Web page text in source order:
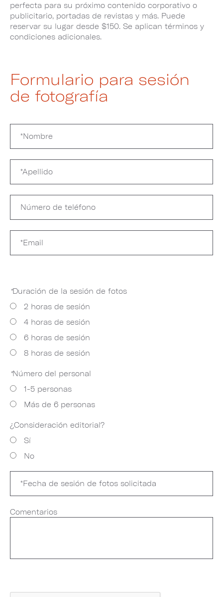
perfecta para su próximo contenido corporativo o
publicitario, portadas de revistas y más. Puede
reservar su lugar desde $150. Se aplican términos y
condiciones adicionales.
Formulario para sesión
de fotografía
*Duración de la sesión de fotos
2 horas de sesión
4 horas de sesión
6 horas de sesión
8 horas de sesión
*Número del personal
1-5 personas
Más de 6 personas
¿Consideración editorial?
Sí
No
Comentarios